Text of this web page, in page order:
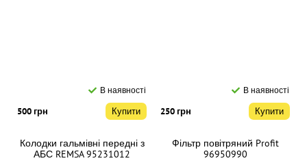
В наявності
500 грн Купити
Колодки гальмівні передні з
АБС REMSA 95231012
В наявності
250 грн Купити
Фільтр повітряний Profit
96950990